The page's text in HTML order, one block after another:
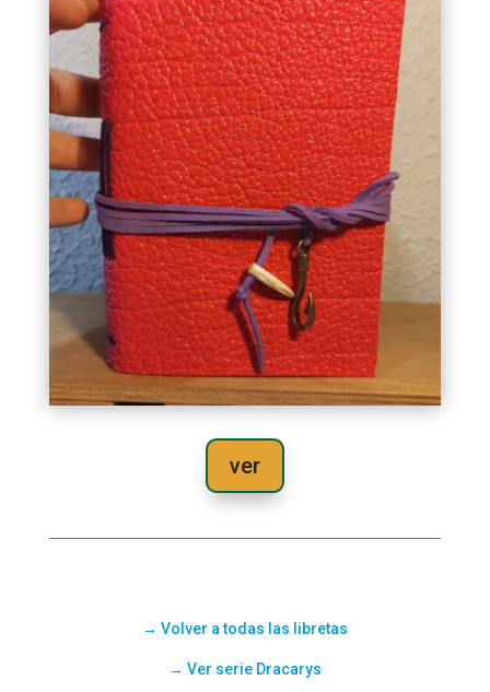
ver
→ Volver a todas las libretas
→ Ver serie Dracarys